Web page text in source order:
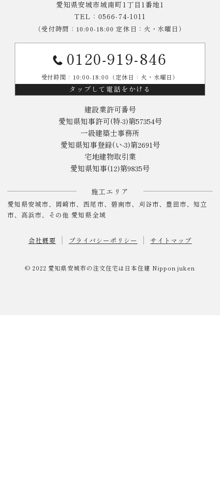
愛知県安城市城南町1丁目1番地1
TEL：0566-74-1011
（受付時間：10:00-18:00 定休日：火・水曜日）
0120-919-846
受付時間：10:00-18:00（定休日：火・水曜日）
タップして電話をかける
建設業許可番号
愛知県知事許可(特-3)第57354号
一級建築士事務所
愛知県知事登録(い-3)第2691号
宅地建物取引業
愛知県知事(12)第9835号
施工エリア
愛知県安城市、岡崎市、西尾市、碧南市、刈谷市、豊田市、知立
市、高浜市、その他 愛知県全域
会社概要 プライバシーポリシー サイトマップ
© 2022 愛知県安城市の注文住宅は日本住建 Nippon juken